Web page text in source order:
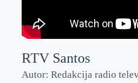
RTV Santos
Autor: Redakcija radio